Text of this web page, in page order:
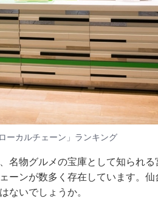
ーカルチェーン」ランキング
名物グルメの宝庫として知られ
ーンが数多く存在しています。
ないでしょうか。